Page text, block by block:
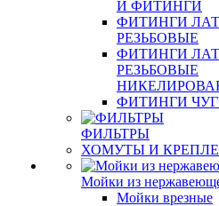
И ФИТИНГИ
ФИТИНГИ
РЕЗЬБОВЫЕ
ФИТИНГИ
РЕЗЬБОВЫЕ
ФИТИНГИ
ФИЛЬТРЫ
ХОМУТЫ И
Мойки из
Мойки врезные